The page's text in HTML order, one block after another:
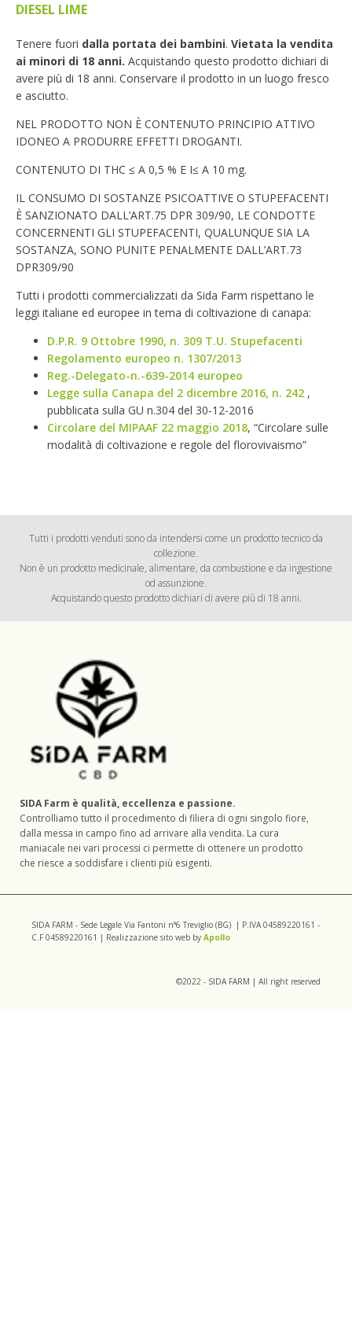
DIESEL LIME
Tenere fuori dalla portata dei bambini. Vietata la vendita
ai minori di 18 anni. Acquistando questo prodotto dichiari di
avere più di 18 anni. Conservare il prodotto in un luogo fresco
e asciutto.
NEL PRODOTTO NON È CONTENUTO PRINCIPIO ATTIVO
IDONEO A PRODURRE EFFETTI DROGANTI.
CONTENUTO DI THC ≤ A 0,5 % E I≤ A 10 mg.
IL CONSUMO DI SOSTANZE PSICOATTIVE O STUPEFACENTI
È SANZIONATO DALL’ART.75 DPR 309/90, LE CONDOTTE
CONCERNENTI GLI STUPEFACENTI, QUALUNQUE SIA LA
SOSTANZA, SONO PUNITE PENALMENTE DALL’ART.73
DPR309/90
Tutti i prodotti commercializzati da Sida Farm rispettano le
leggi italiane ed europee in tema di coltivazione di canapa:
D.P.R. 9 Ottobre 1990, n. 309 T.U. Stupefacenti
Regolamento europeo n. 1307/2013
Reg.-Delegato-n.-639-2014 europeo
Legge sulla Canapa del 2 dicembre 2016, n. 242 ,
pubblicata sulla GU n.304 del 30-12-2016
Circolare del MIPAAF 22 maggio 2018, “Circolare sulle
modalità di coltivazione e regole del florovivaismo”
Tutti i prodotti venduti sono da intendersi come un prodotto tecnico da
collezione.
Non è un prodotto medicinale, alimentare, da combustione e da ingestione
od assunzione.
Acquistando questo prodotto dichiari di avere più di 18 anni.
SIDA Farm è qualità, eccellenza e passione.
Controlliamo tutto il procedimento di filiera di ogni singolo fiore,
dalla messa in campo fino ad arrivare alla vendita. La cura
maniacale nei vari processi ci permette di ottenere un prodotto
che riesce a soddisfare i clienti più esigenti.
SIDA FARM - Sede Legale Via Fantoni n°6 Treviglio (BG) | P.IVA 04589220161 -
C.F 04589220161 | Realizzazione sito web by Apollo
©2022 - SIDA FARM | All right reserved